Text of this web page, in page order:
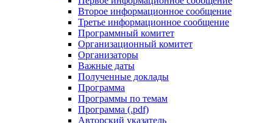
Второе информационное сообщение
Третье информационное сообщение
Программный комитет
Организационный комитет
Организаторы
Важные даты
Полученные доклады
Программа
Программы по темам
Программа (.pdf)
Авторский указатель